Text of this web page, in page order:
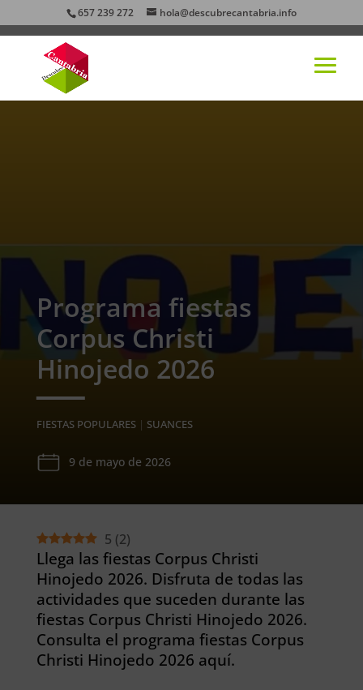
657 239 272 hola@descubrecantabria.info
Programa fiestas
Corpus Christi
Hinojedo 2026
FIESTAS POPULARES| SUANCES
9 de mayo de 2026
5 (2)
Llega las fiestas Corpus Christi
Hinojedo 2026. Disfruta de todas las
actividades que suceden durante las
fiestas Corpus Christi Hinojedo 2026.
Consulta el programa fiestas Corpus
Christi Hinojedo 2026 aquí.